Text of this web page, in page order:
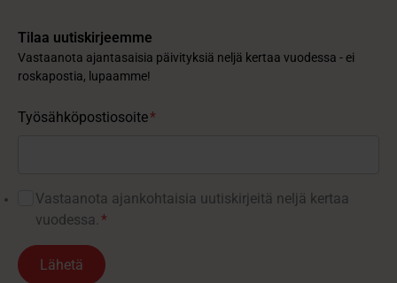
Tilaa uutiskirjeemme
Vastaanota ajantasaisia päivityksiä neljä kertaa vuodessa - ei
roskapostia, lupaamme!
Työsähköpostiosoite*
Vastaanota ajankohtaisia ​​uutiskirjeitä neljä kertaa
vuodessa. *